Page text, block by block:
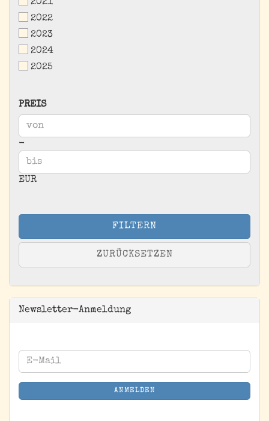
2021
2022
2023
2024
2025
PREIS
PREIS
Preis bis
-
EUR
FILTERN
ZURÜCKSETZEN
Newsletter-Anmeldung
WEITER
ZUR
NEWSLETTER-
ANMELDUNG
E-
Mail
ANMELDEN